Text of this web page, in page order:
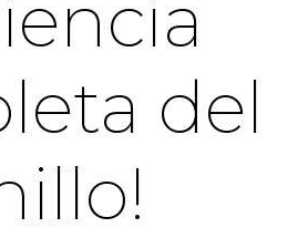
del